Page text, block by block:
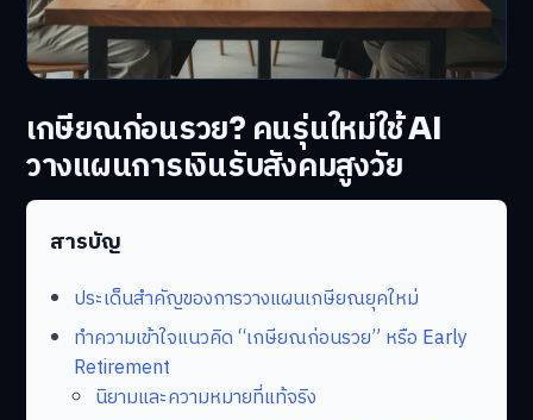
เกษียณก่อนรวย? คนรุ่นใหม่ใช้ AI
วางแผนการเงินรับสังคมสูงวัย
สารบัญ
ประเด็นสำคัญของการวางแผนเกษียณยุคใหม่
ทำความเข้าใจแนวคิด “เกษียณก่อนรวย” หรือ Early
Retirement
นิยามและความหมายที่แท้จริง